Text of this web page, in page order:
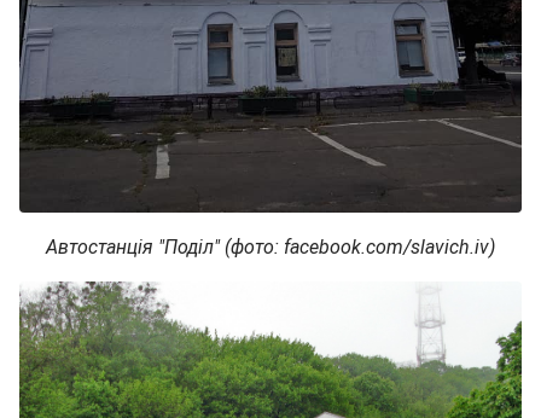
Автостанція "Поділ" (фото: facebook.com/slavich.iv)